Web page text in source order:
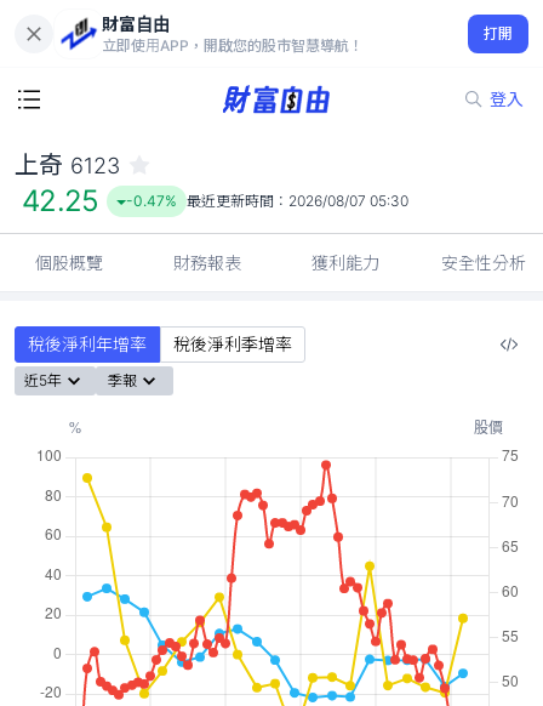
財富自由
立即使用APP，開啟您的股市智慧導航！
打開
登入
42.25
-0.47%
上奇 6123
42.25 -0.47% 最近更新時間： 2026/08/07 05:30
個股概覽 財務報表 獲利能力 安全性分析
稅後淨利年增率 稅後淨利季增率
近5年 季報